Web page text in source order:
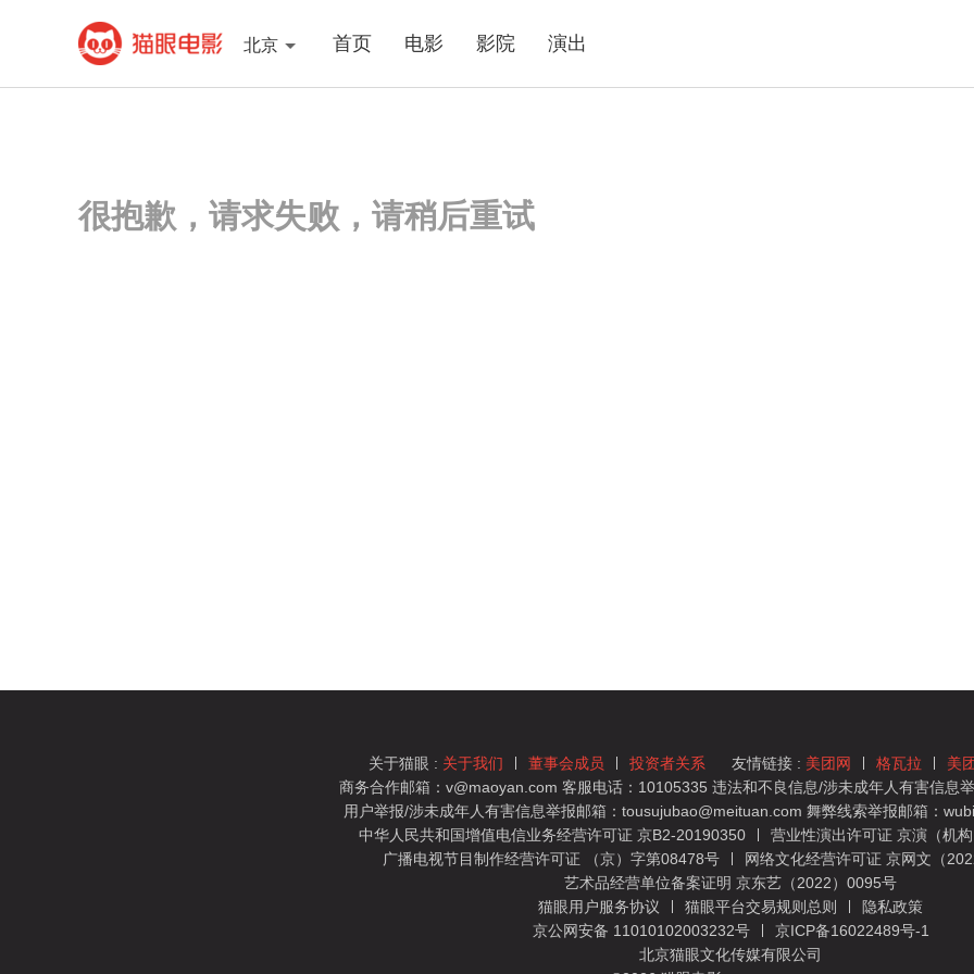
北京 首页 电影 影院 演出
很抱歉，请求失败，请稍后重试
关于猫眼 : 关于我们 董事会成员 投资者关系 友情链接 : 美团网 格瓦拉 美
商务合作邮箱：v@maoyan.com 客服电话：10105335 违法和不良信息/涉未成年人有害信息
用户举报/涉未成年人有害信息举报邮箱：tousujubao@meituan.com 舞弊线索举报邮箱：
中华人民共和国增值电信业务经营许可证 京B2-20190350
营业性演出许可证 京演（机
广播电视节目制作经营许可证 （京）字第08478号
网络文化经营许可证 京网文（
艺术品经营单位备案证明 京东艺（2022）0095号
猫眼用户服务协议
猫眼平台交易规则总则
隐私政策
京公网安备 11010102003232号
京ICP备16022489号-1
北京猫眼文化传媒有限公司